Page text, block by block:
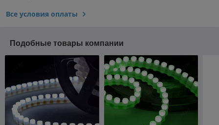
Все условия оплаты
Подобные товары компании